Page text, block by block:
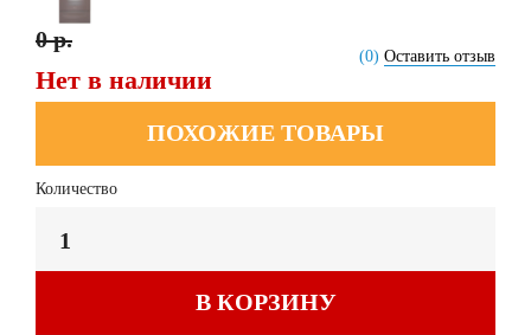
(0) Оставить отзыв
0 р.
Нет в наличии
ПОХОЖИЕ ТОВАРЫ
Количество
В КОРЗИНУ